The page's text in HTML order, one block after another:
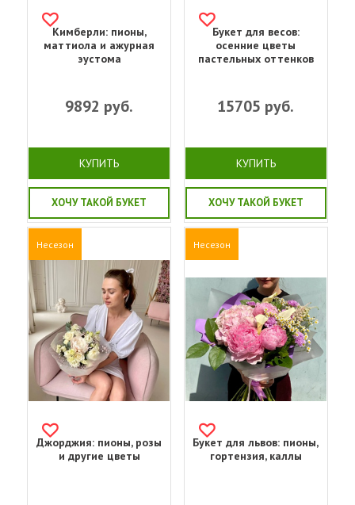
Кимберли: пионы,
маттиола и ажурная
эустома
9892 руб.
КУПИТЬ
ХОЧУ ТАКОЙ БУКЕТ
Букет для весов:
осенние цветы
пастельных оттенков
15705 руб.
КУПИТЬ
ХОЧУ ТАКОЙ БУКЕТ
Несезон
Джорджия: пионы, розы
и другие цветы
Несезон
Букет для львов: пионы,
гортензия, каллы